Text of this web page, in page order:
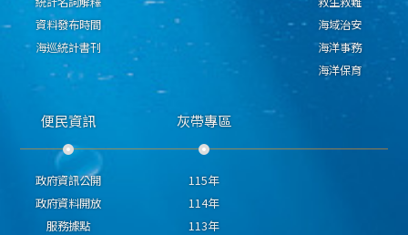
資料發布時間
海巡統計書刊
海域治安
海洋事務
海洋保育
便民資訊
政府資訊公開
政府資料開放
服務據點
灰帶專區
115年
114年
113年